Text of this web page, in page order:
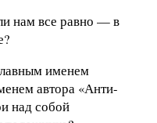
нам все равно — в
именем
автора «Анти-
над собой